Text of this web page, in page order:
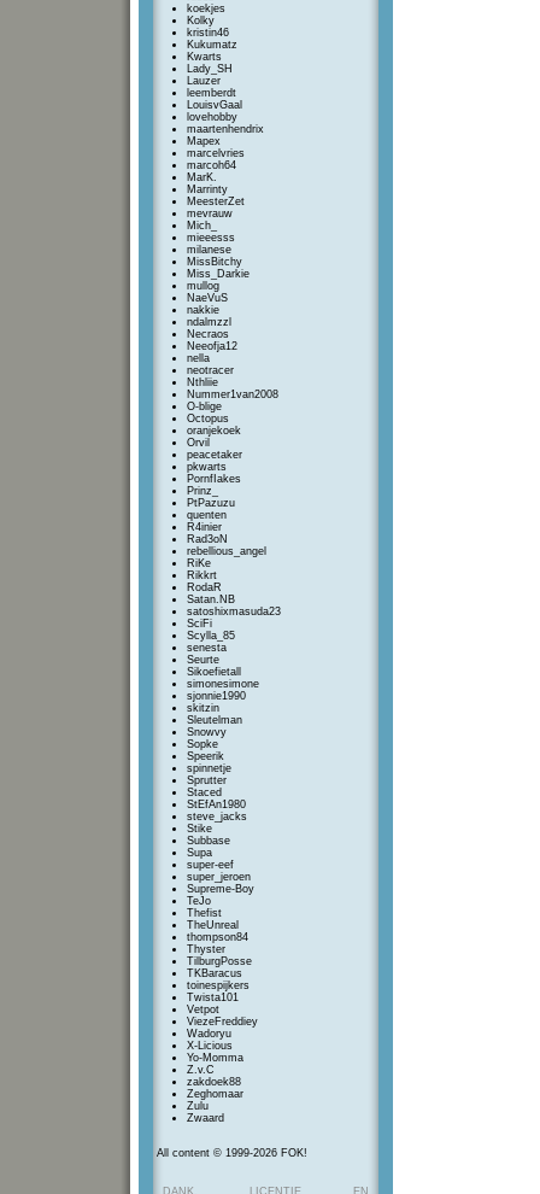
koekjes
Kolky
kristin46
Kukumatz
Kwarts
Lady_SH
Lauzer
leemberdt
LouisvGaal
lovehobby
maartenhendrix
Mapex
marcelvries
marcoh64
MarK.
Marrinty
MeesterZet
mevrauw
Mich_
mieeesss
milanese
MissBitchy
Miss_Darkie
mullog
NaeVuS
nakkie
ndalmzzl
Necraos
Neeofja12
nella
neotracer
Nthliie
Nummer1van2008
O-blige
Octopus
oranjekoek
Orvil
peacetaker
pkwarts
PornfIakes
Prinz_
PtPazuzu
quenten
R4inier
Rad3oN
rebellious_angel
RiKe
Rikkrt
RodaR
Satan.NB
satoshixmasuda23
SciFi
Scylla_85
senesta
Seurte
Sikoefietall
simonesimone
sjonnie1990
skitzin
Sleutelman
Snowvy
Sopke
Speerik
spinnetje
Sprutter
Staced
StEfAn1980
steve_jacks
Stike
Subbase
Supa
super-eef
super_jeroen
Supreme-Boy
TeJo
Thefist
TheUnreal
thompson84
Thyster
TilburgPosse
TKBaracus
toinespijkers
Twista101
Vetpot
ViezeFreddiey
Wadoryu
X-Licious
Yo-Momma
Z.v.C
zakdoek88
Zeghomaar
Zulu
Zwaard
All content © 1999-2026 FOK!
DANK, LICENTIE EN